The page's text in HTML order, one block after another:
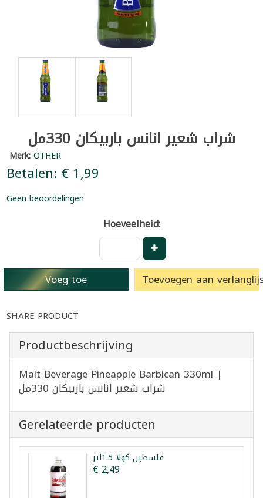
شراب شعير انانس باربيكان 330مل
Merk:OTHER
Betalen: € 1,99
Geen beoordelingen
Hoeveelheid:
Voeg toe Toevoegen aan
SHARE PRODUCT
Productbeschrijving
Malt Beverage Pineapple Barbican 330ml |
شراب شعير انانس باربيكان 330مل
Gerelateerde producten
فلسطين كولا 1.5لتر
€ 2,49